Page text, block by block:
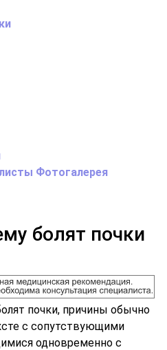
Фотогалерея
болят почки
почки, причины обычно
с сопутствующими
одновременно с